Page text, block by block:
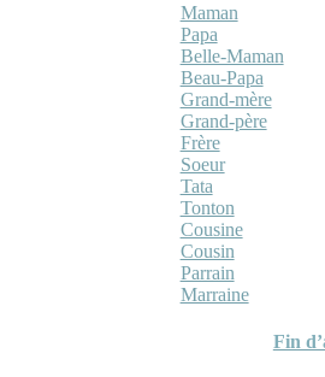
Maman
Papa
Belle-Maman
Beau-Papa
Grand-mère
Grand-père
Frère
Soeur
Tata
Tonton
Cousine
Cousin
Parrain
Marraine
Fin